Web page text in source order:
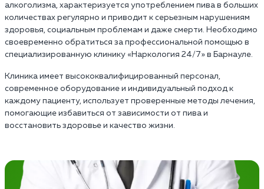
алкоголизма, характеризуется употреблением пива в больших
количествах регулярно и приводит к серьезным нарушениям
здоровья, социальным проблемам и даже смерти. Необходимо
своевременно обратиться за профессиональной помощью в
специализированную клинику «Наркология 24/7» в Барнауле.
Клиника имеет высококвалифицированный персонал,
современное оборудование и индивидуальный подход к
каждому пациенту, использует проверенные методы лечения,
помогающие избавиться от зависимости от пива и
восстановить здоровье и качество жизни.